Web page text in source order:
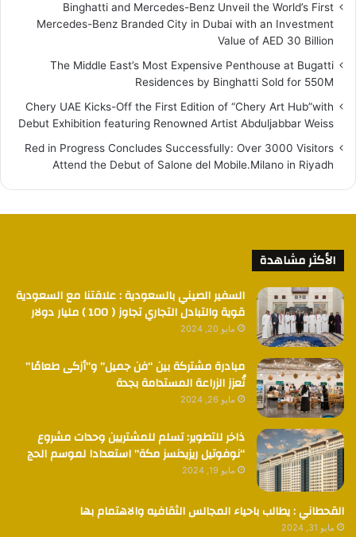
Binghatti and Mercedes-Benz Unveil the World’s First
Mercedes-Benz Branded City in Dubai with an Investment
Value of AED 30 Billion
The Middle East’s Most Expensive Penthouse at Bugatti
Residences by Binghatti Sold for 550M
Chery UAE Kicks-Off the First Edition of “Chery Art Hub”with
Debut Exhibition featuring Renowned Artist Abduljabbar Weiss
Red in Progress Concludes Successfully: Over 3000 Visitors
Attend the Debut of Salone del Mobile.Milano in Riyadh
الأكثر مشاهدة
السفير الصيني بالسعودية : علاقتنا مع السعودية
قوية والتبادل التجاري تجاوز ( 100 ) مليار دولار
مايو 20, 2024
مبادرة مشتركة بين “فن جميل” و”أزكى طعامًا”
تُعزز الزراعة المستدامة بجدة
مايو 26, 2024
ذاخر للتطوير: تسلم للمشتريين وحدات مشروع
“نوفوتيل ريزيدنسز مكة” استعدادا لموسم الحج
مايو 19, 2024
القحطاني : يطالب باحياء المجالس الثقافيه والاهتمام بها
مايو 31, 2024